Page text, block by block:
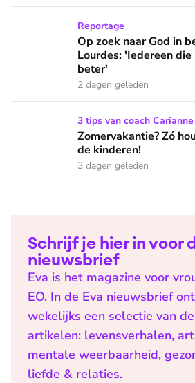
Op zoek naar God in
Reportage
Op zoek naar God in
Lourdes: 'Iedereen
beter'
2 dagen geleden
Zomervakantie? Zó houd je het leuk
3 tips van coach
Zomervakantie? Zó
de kinderen!
3 dagen geleden
Schrijf je hier in voor
nieuwsbrief
Eva is het magazine voor
EO. In de Eva nieuwsbrief
wekelijks een selectie van
artikelen: levensverhalen,
mentale weerbaarheid,
liefde & relaties.